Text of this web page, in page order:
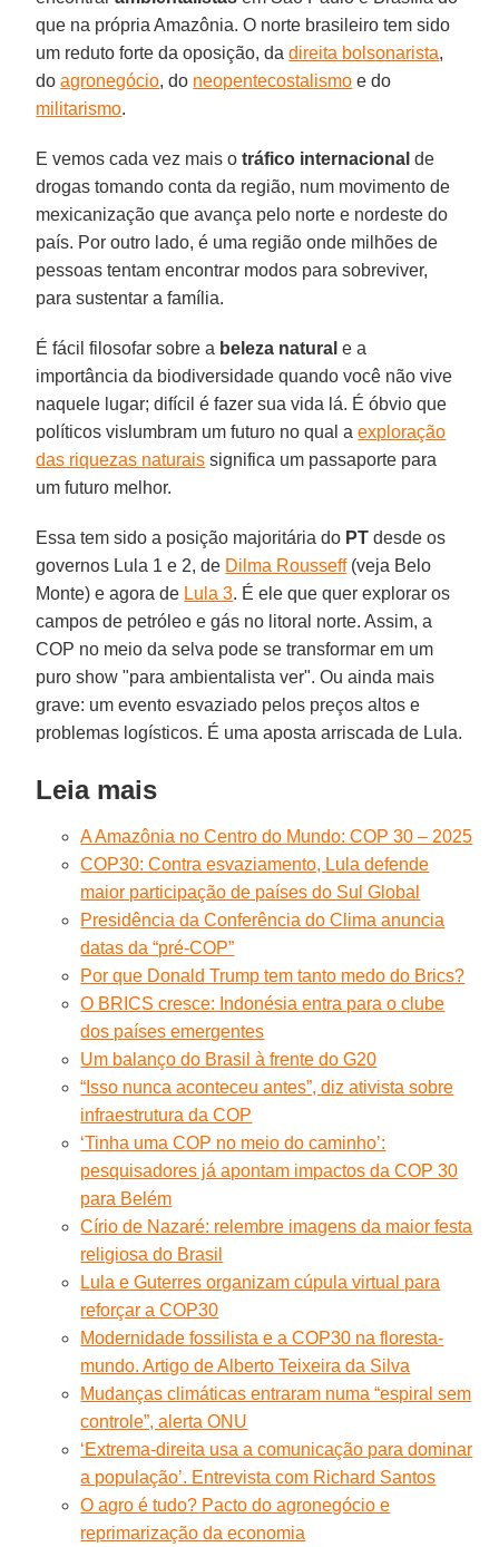
que na própria Amazônia. O norte brasileiro tem sido
um reduto forte da oposição, dadireita bolsonarista,
doagronegócio, do neopentecostalismo e do
militarismo.
E vemos cada vez mais otráfico internacional de
drogas tomando conta da região, num movimento de
mexicanização que avança pelo norte e nordeste do
país. Por outro lado, é uma região onde milhões de
pessoas tentam encontrar modos para sobreviver,
para sustentar a família.
É fácil filosofar sobre a beleza natural e a
importância da biodiversidade quando você não vive
naquele lugar; difícil é fazer sua vida lá. É óbvio que
políticos vislumbram um futuro no qual aexploração
das riquezas naturais significa um passaporte para
um futuro melhor.
Essa tem sido a posição majoritária do PT desde os
governos Lula 1 e 2, de Dilma Rousseff(veja Belo
Monte) e agora de Lula 3. É ele que quer explorar os
campos de petróleo e gás no litoral norte. Assim, a
COP no meio da selva pode se transformar em um
puro show "para ambientalista ver". Ou ainda mais
grave: um evento esvaziado pelos preços altos e
problemas logísticos. É uma aposta arriscada de Lula.
Leia mais
A Amazônia no Centro do Mundo: COP 30 – 2025
COP30: Contra esvaziamento, Lula defende
maior participação de países do Sul Global
Presidência da Conferência do Clima anuncia
datas da “pré-COP”
Por que Donald Trump tem tanto medo do Brics?
O BRICS cresce: Indonésia entra para o clube
dos países emergentes
Um balanço do Brasil à frente do G20
“Isso nunca aconteceu antes”, diz ativista sobre
infraestrutura da COP
‘Tinha uma COP no meio do caminho’:
pesquisadores já apontam impactos da COP 30
para Belém
Círio de Nazaré: relembre imagens da maior festa
religiosa do Brasil
Lula e Guterres organizam cúpula virtual para
reforçar a COP30
Modernidade fossilista e a COP30 na floresta-
mundo. Artigo de Alberto Teixeira da Silva
Mudanças climáticas entraram numa “espiral sem
controle”, alerta ONU
‘Extrema-direita usa a comunicação para dominar
a população’. Entrevista com Richard Santos
O agro é tudo? Pacto do agronegócio e
reprimarização da economia